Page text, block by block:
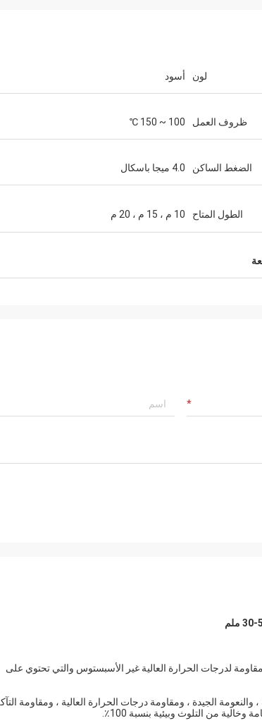
لون أسود
ظروف العمل 100 ~ 150 ℃
الضغط الساكن 4.0 ميجا باسكال
الطول المتاح 10 م ، 15 م ، 20 م
لدرجات الحرارة العالية غير الأسبستوس والتي تحتوي على
والنعومة الجيدة ، ومقاومة درجات الحرارة العالية ، ومقاومة
من التلوث وبيئية بنسبة 100٪.